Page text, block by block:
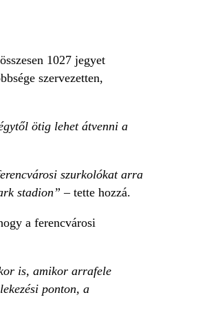
1027 jegyet
szervezetten,
ötig lehet átvenni a
szurkolókat arra
stadion”– tette hozzá.
a ferencvárosi
is, amikor arrafele
ponton, a